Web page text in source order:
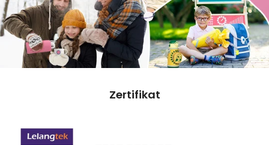
Zertifikat